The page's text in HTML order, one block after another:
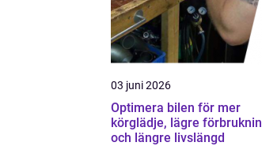
03 juni 2026
Optimera bilen för mer
körglädje, lägre
och längre livslängd